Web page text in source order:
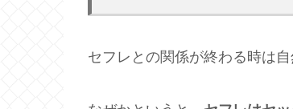
セフレとの関係が終わる時は自